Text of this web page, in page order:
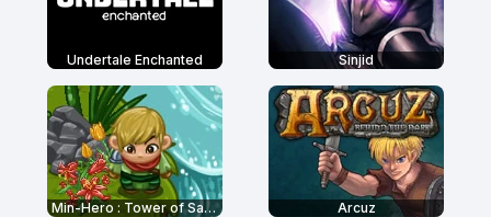
Undertale Enchanted Sinjid
Min-Hero : Tower of Sages Arcuz